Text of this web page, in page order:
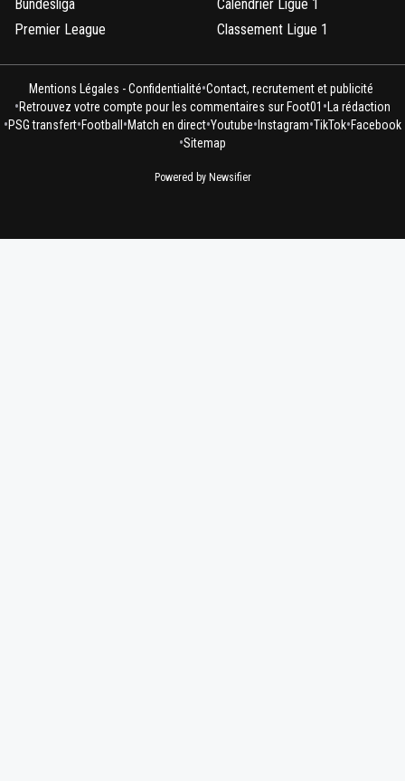
Bundesliga
Premier League
Calendrier Ligue 1
Classement Ligue 1
Mentions Légales - Confidentialité•Contact, recrutement et publicité
•Retrouvez votre compte pour les commentaires sur Foot01 • La rédaction
•PSG transfert•Football •Match en direct•Youtube• Instagram•TikTok•Facebook
•Sitemap
Powered by Newsifier